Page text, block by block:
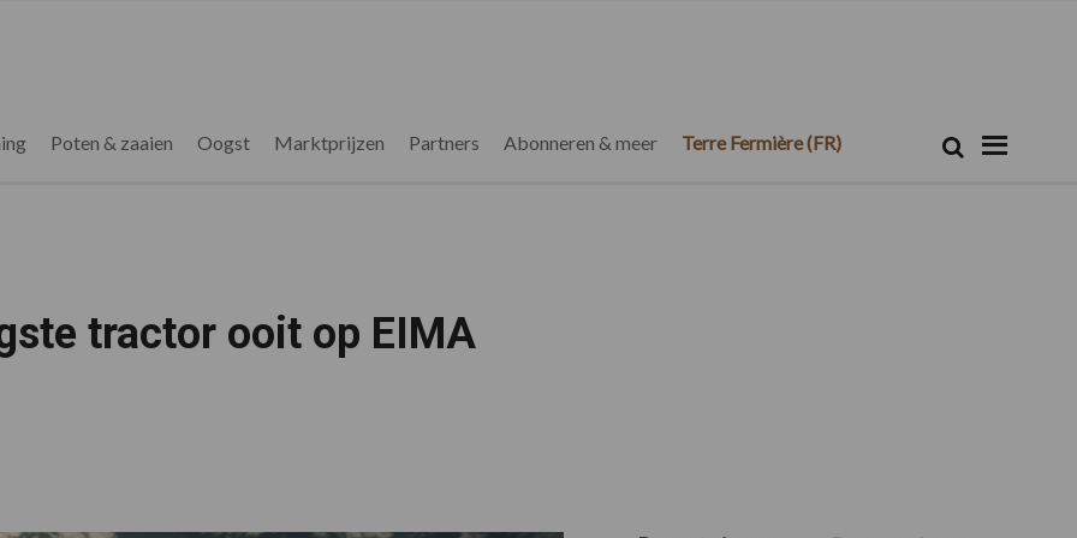
Poten & zaaien Oogst Marktprijzen Partners Abonneren & meer Terre Fermière (FR) Zoek
tractor ooit op EIMA